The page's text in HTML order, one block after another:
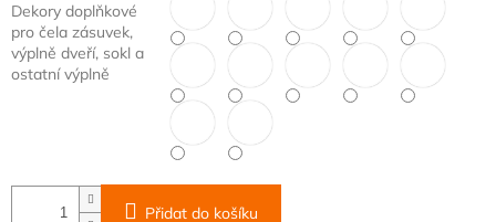
Dekory doplňkové
pro čela zásuvek,
výplně dveří, sokl a
ostatní výplně
Přidat do košíku